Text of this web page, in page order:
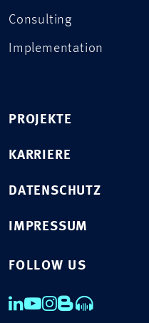
Consulting
Implementation
PROJEKTE
KARRIERE
DATENSCHUTZ
IMPRESSUM
FOLLOW US